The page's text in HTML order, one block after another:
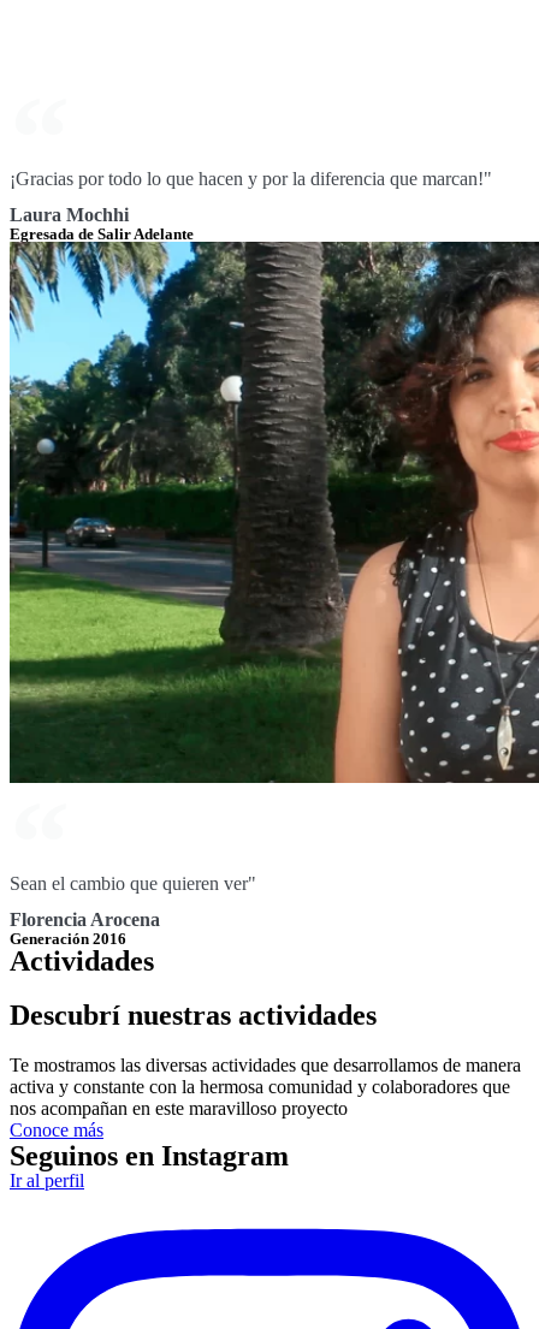
¡Gracias por todo lo que hacen y por la diferencia que marcan!"
Laura Mochhi
Egresada de Salir Adelante
Sean el cambio que quieren ver"
Florencia Arocena
Generación 2016
Actividades
Descubrí nuestras actividades
Te mostramos las diversas actividades que desarrollamos de manera
activa y constante con la hermosa comunidad y colaboradores que
nos acompañan en este maravilloso proyecto
Conoce más
Seguinos en Instagram
Ir al perfil